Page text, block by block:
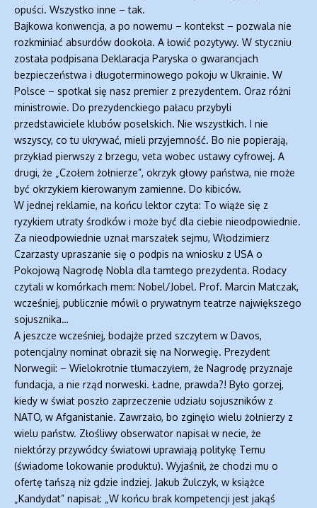
opuści. Wszystko inne – tak.
Bajkowa konwencja, a po nowemu – kontekst – pozwala nie
rozkminiać absurdów dookoła. A łowić pozytywy. W styczniu
została podpisana Deklaracja Paryska o gwarancjach
bezpieczeństwa i długoterminowego pokoju w Ukrainie. W
Polsce – spotkał się nasz premier z prezydentem. Oraz różni
ministrowie. Do prezydenckiego pałacu przybyli
przedstawiciele klubów poselskich. Nie wszystkich. I nie
wszyscy, co tu ukrywać, mieli przyjemność. Bo nie popierają,
przykład pierwszy z brzegu, veta wobec ustawy cyfrowej. A
drugi, że „Czołem żołnierze”, okrzyk głowy państwa, nie może
być okrzykiem kierowanym zamienne. Do kibiców.
W jednej reklamie, na końcu lektor czyta: To wiąże się z
ryzykiem utraty środków i może być dla ciebie nieodpowiednie.
Za nieodpowiednie uznał marszałek sejmu, Włodzimierz
Czarzasty upraszanie się o podpis na wniosku z USA o
Pokojową Nagrodę Nobla dla tamtego prezydenta. Rodacy
czytali w komórkach mem: Nobel/Jobel. Prof. Marcin Matczak,
wcześniej, publicznie mówił o prywatnym teatrze największego
sojusznika…
A jeszcze wcześniej, bodajże przed szczytem w Davos,
potencjalny nominat obraził się na Norwegię. Prezydent
Norwegii: – Wielokrotnie tłumaczyłem, że Nagrodę przyznaje
fundacja, a nie rząd norweski. Ładne, prawda?! Było gorzej,
kiedy w świat poszło zaprzeczenie udziału sojuszników z
NATO, w Afganistanie. Zawrzało, bo zginęło wielu żołnierzy z
wielu państw. Złośliwy obserwator napisał w necie, że
niektórzy przywódcy światowi uprawiają politykę Temu
(świadome lokowanie produktu). Wyjaśnił, że chodzi mu o
ofertę tańszą niż gdzie indziej. Jakub Żulczyk, w książce
„Kandydat” napisał: „W końcu brak kompetencji jest jakąś